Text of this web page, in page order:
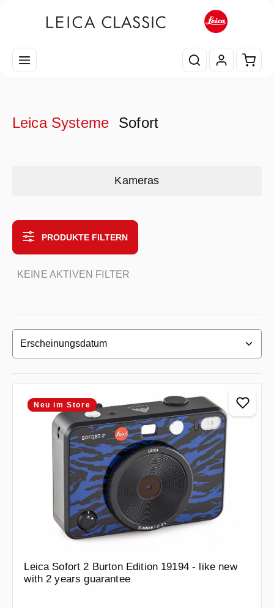
Leica Systeme Sofort
Kameras
PRODUKTE FILTERN
KEINE AKTIVEN FILTER
Neu im Store
Leica Sofort 2 Burton Edition 19194 - like new
with 2 years guarantee